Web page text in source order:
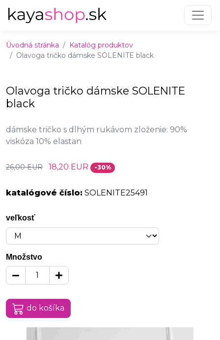
Úvodná stránka
Katalóg produktov
Olavoga tričko dámske SOLENITE black
Olavoga tričko dámske SOLENITE
black
dámske tričko s dlhým rukávom zloženie: 90%
viskóza 10% elastan
26,00 EUR 18,20 EUR -30%
katalógové číslo: SOLENITE25491
veľkosť
Množstvo
do košíka